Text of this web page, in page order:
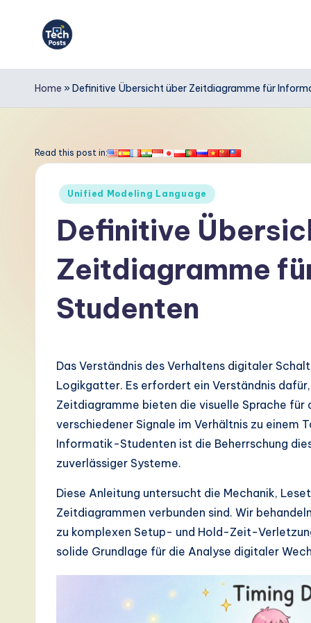
T
e
h
m
Home » Definitive Übersicht über Zeitdiagramme für
Read this post in:
Posted
Unified Modeling Language
Definitive
Zeitdiagramme
Studenten
Das Verständnis des Verhaltens digitaler
Logikgatter. Es erfordert ein Verständnis
Zeitdiagramme bieten die visuelle Sprache für
verschiedener Signale im Verhältnis zu einem
Informatik-Studenten ist die Beherrschung
zuverlässiger Systeme.
Diese Anleitung untersucht die Mechanik,
Zeitdiagrammen verbunden sind. Wir
zu komplexen Setup- und Hold-Zeit-
solide Grundlage für die Analyse digitaler